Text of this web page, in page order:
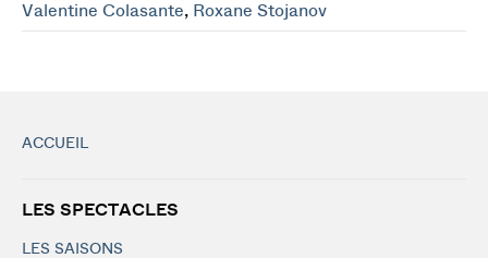
Valentine Colasante, Roxane Stojanov
ACCUEIL
LES SPECTACLES
LES SAISONS